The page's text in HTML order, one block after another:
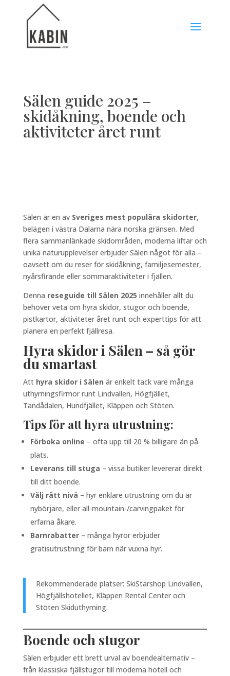
Sälen guide 2025 –
skidåkning, boende och
aktiviteter året runt
Sälen är en av Sveriges mest populära skidorter,
belägen i västra Dalarna nära norska gränsen. Med
flera sammanlänkade skidområden, moderna liftar och
unika naturupplevelser erbjuder Sälen något för alla –
oavsett om du reser för skidåkning, familjesemester,
nyårsfirande eller sommaraktiviteter i fjällen.
Denna reseguide till Sälen 2025 innehåller allt du
behöver veta om hyra skidor, stugor och boende,
pistkartor, aktiviteter året runt och experttips för att
planera en perfekt fjällresa.
Hyra skidor i Sälen – så gör
du smartast
Att hyra skidor i Sälen är enkelt tack vare många
uthyrningsfirmor runt Lindvallen, Högfjället,
Tandådalen, Hundfjället, Kläppen och Stöten.
Tips för att hyra utrustning:
Förboka online – ofta upp till 20 % billigare än på
plats.
Leverans till stuga – vissa butiker levererar direkt
till ditt boende.
Välj rätt nivå – hyr enklare utrustning om du är
nybörjare, eller all-mountain-/carvingpaket för
erfarna åkare.
Barnrabatter– många hyror erbjuder
gratisutrustning för barn när vuxna hyr.
Rekommenderade platser: SkiStarshop Lindvallen,
Högfjällshotellet, Kläppen Rental Center och
Stöten Skiduthyrning.
Boende och stugor
Sälen erbjuder ett brett urval av boendealternativ –
från klassiska fjällstugor till moderna hotell och